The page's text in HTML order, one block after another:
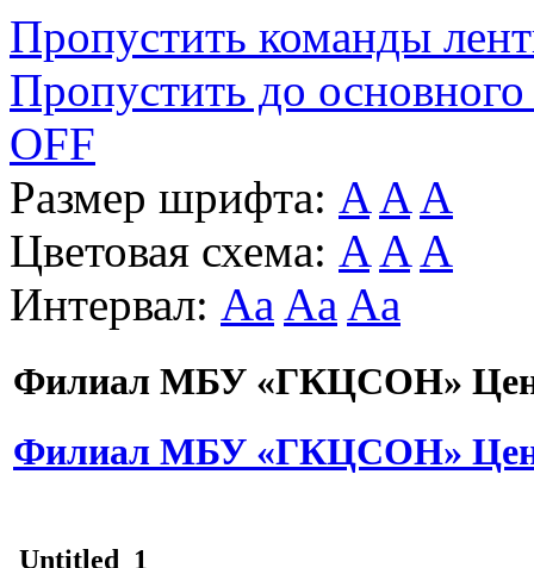
Пропустить команды
Пропустить до основного
OFF
Размер шрифта: A A A
Цветовая схема: A A A
Интервал: Aa Aa Aa
Филиал МБУ «ГКЦСОН»
Филиал МБУ «ГКЦСОН»
Untitled_1